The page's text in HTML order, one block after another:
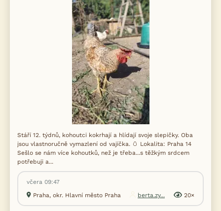
Stáří 12. týdnů, kohoutci kokrhají a hlídají svoje slepičky. Oba
jsou vlastnoručně vymazlení od vajíčka. 🥚 Lokalita: Praha 14
Sešlo se nám více kohoutků, než je třeba...s těžkým srdcem
potřebuji a...
včera 09:47
Praha, okr. Hlavní město Praha
berta.zy... 20×